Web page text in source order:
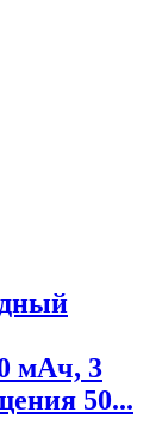
мАч, 3
50...